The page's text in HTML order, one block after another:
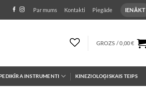
Par mums Kontakti Piegāde IENĀKT
GROZS /0,00€
INSTRUMENTI KINEZIOLOĢISKAIS TEIPS